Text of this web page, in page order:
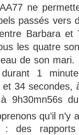
ne
passés vers
Barbara et
les quatre
de son
1
34 secondes,
9h30mn56s
qu’il
: des